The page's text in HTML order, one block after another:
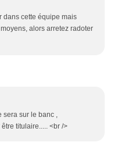
dans cette équipe mais
alors arretez radoter
sera sur le banc ,
titulaire..... <br />